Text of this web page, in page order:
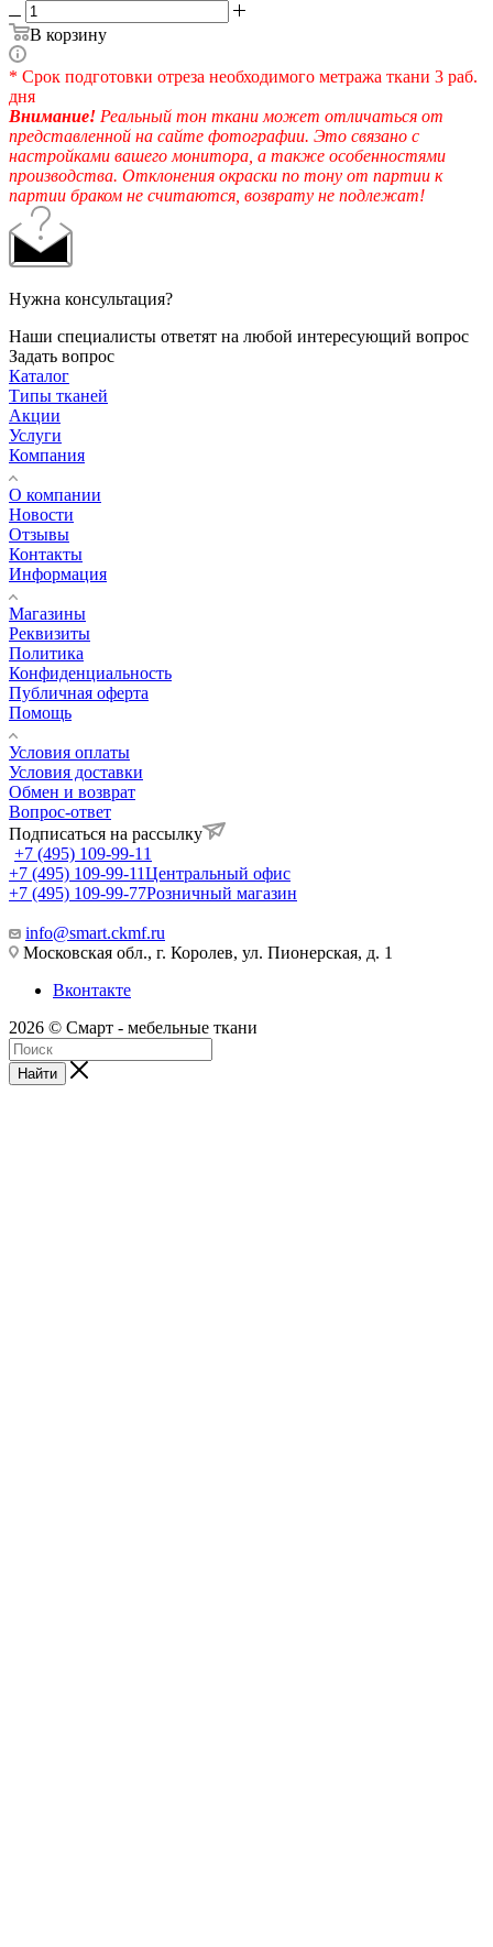
В корзину
* Срок подготовки отреза необходимого метража ткани 3 раб.
дня
Внимание! Реальный тон ткани может отличаться от
представленной на сайте фотографии. Это связано с
настройками вашего монитора, а также особенностями
производства. Отклонения окраски по тону от партии к
партии браком не считаются, возврату не подлежат!
Нужна консультация?
Наши специалисты ответят на любой интересующий вопрос
Задать вопрос
Каталог
Типы тканей
Акции
Услуги
Компания
О компании
Новости
Отзывы
Контакты
Информация
Магазины
Реквизиты
Политика
Конфиденциальность
Публичная оферта
Помощь
Условия оплаты
Условия доставки
Обмен и возврат
Вопрос-ответ
Подписаться на рассылку
+7 (495) 109-99-11
+7 (495) 109-99-11Центральный офис
+7 (495) 109-99-77Розничный магазин
info@smart.ckmf.ru
Московская обл., г. Королев, ул. Пионерская, д. 1
Вконтакте
2026 © Смарт - мебельные ткани
Найти